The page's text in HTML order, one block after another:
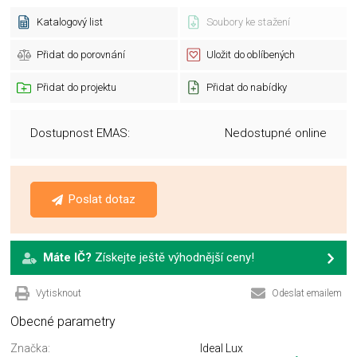
Katalogový list Soubory ke stažení
Přidat do porovnání Uložit do oblíbených
Přidat do projektu Přidat do nabídky
Dostupnost EMAS: Nedostupné online
Poslat dotaz
Máte IČ? Získejte ještě výhodnější ceny!
Vytisknout Odeslat emailem
Obecné parametry
Značka:
Ideal Lux